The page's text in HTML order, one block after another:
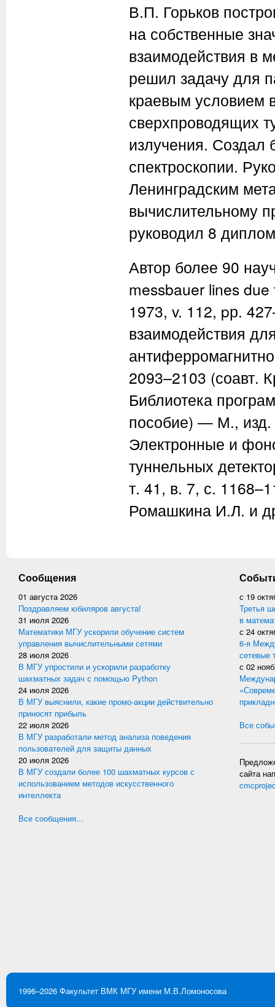
В.П. Горьков
на собственные
взаимодействия в
решил задачу для
краевым условием
сверхпроводящих
излучения. Создал
спектроскопии.
Ленинградским
вычислительному
руководил 8
Автор более 90
messbauer lines
1973, v. 112, pр.
взаимодействия
2093–2103 (соавт.
Библиотека
пособие) — М.,
Электронные и
туннельных
т. 41, в. 7, с.
Ромашкина И.Л. и
Сообщения
01 августа 2026
Поздравляем юбиляров августа!
31 июля 2026
Математики МГУ ускорили обучение систем
управления вычислительными сетями
28 июля 2026
В МГУ упростили и ускорили разработку
шахматных задач с помощью Python
24 июля 2026
В МГУ выяснили, какие промо-акции действительно
приносят прибыль
22 июля 2026
В МГУ разработали метод анализа поведения
пользователей для защиты данных
20 июля 2026
В МГУ создали более 100 шахматных курсов с
использованием методов искусственного
интеллекта
Все сообщения...
с 19
Третья
в
с 24
6-я
сетевые
с 02
Все
сайта
1996–2026 Факультет ВМК МГУ имени М.В.Ломоносова